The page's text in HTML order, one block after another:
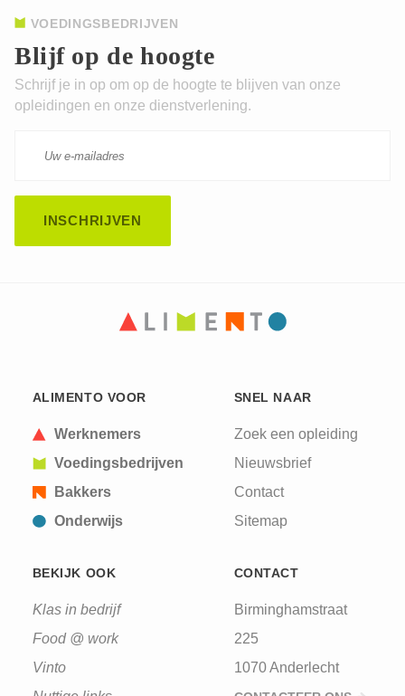
submissions.
Blijf op de hoogte
VOEDINGSBEDRIJVEN
Schrijf je in op om op de hoogte te blijven van onze
opleidingen en onze dienstverlening.
ALIMENTO VOOR
Werknemers
Voedingsbedrijven
Bakkers
Onderwijs
SNEL NAAR
Zoek een opleiding
Nieuwsbrief
Contact
Sitemap
BEKIJK OOK
Klas in bedrijf
Food @ work
Vinto
CONTACT
Birminghamstraat
225
1070 Anderlecht